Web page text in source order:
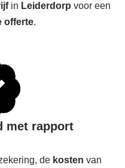
in Leiderdorp voor een
offerte.
met rapport
de kosten van